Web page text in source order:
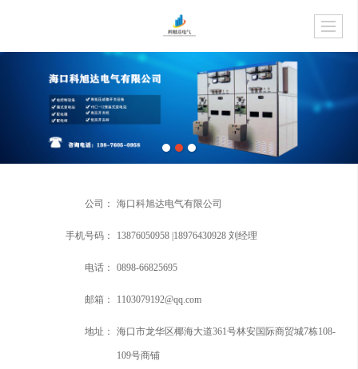
公司： 海口科旭达电气有限公司
手机号码： 13876050958 |18976430928 刘经理
电话： 0898-66825695
邮箱： 1103079192@qq.com
地址： 海口市龙华区椰海大道361号林安国际商贸城7栋108-
109号商铺